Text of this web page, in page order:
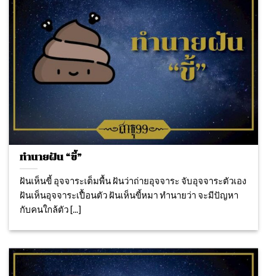
ทำนายฝัน “ขี้”
ฝันเห็นขี้ อุจจาระเต็มพื้น ฝันว่าถ่ายอุจจาระ จับอุจจาระตัวเอง
ฝันเห็นอุจจาระเปื้อนตัว ฝันเห็นขี้หมา ทำนายว่า จะมีปัญหา
กับคนใกล้ตัว [...]